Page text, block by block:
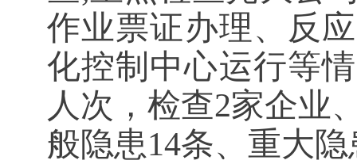
作业票证办理、反
化控制中心运行等
人次，检查2家企业
般隐患14条、重大